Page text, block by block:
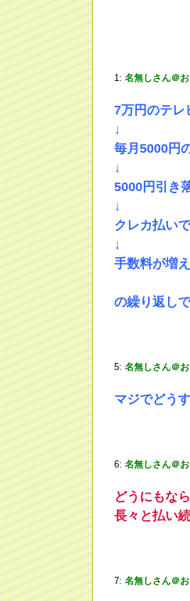
1: 名無しさん＠
7万円のテレ
↓
毎月5000円
↓
5000円引き
↓
クレカ払い
↓
手数料が増
の繰り返し
5: 名無しさん＠
マジでどう
6: 名無しさん＠
どうにもな
長々と払い
7: 名無しさん＠